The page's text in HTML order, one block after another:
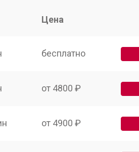
Цена
бесплатно
от 4800 ₽
от 4900 ₽